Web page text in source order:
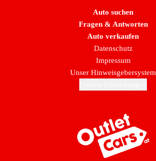
Auto suchen
Fragen & Antworten
Auto verkaufen
Datenschutz
Impressum
Unser Hinweisgebersystem
Zur Startseite